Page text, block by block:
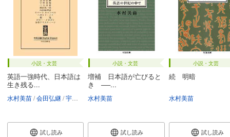
小説・文芸
英語一強時代、日本語は
生き残る...
水村美苗 会田弘継 宇野重規 三上喜貴 内田麻理香
試し読み
小説・文芸
増補 日本語が亡びると
き ──...
水村美苗
試し読み
小説・文芸
続 明暗
水村美苗
試し読み